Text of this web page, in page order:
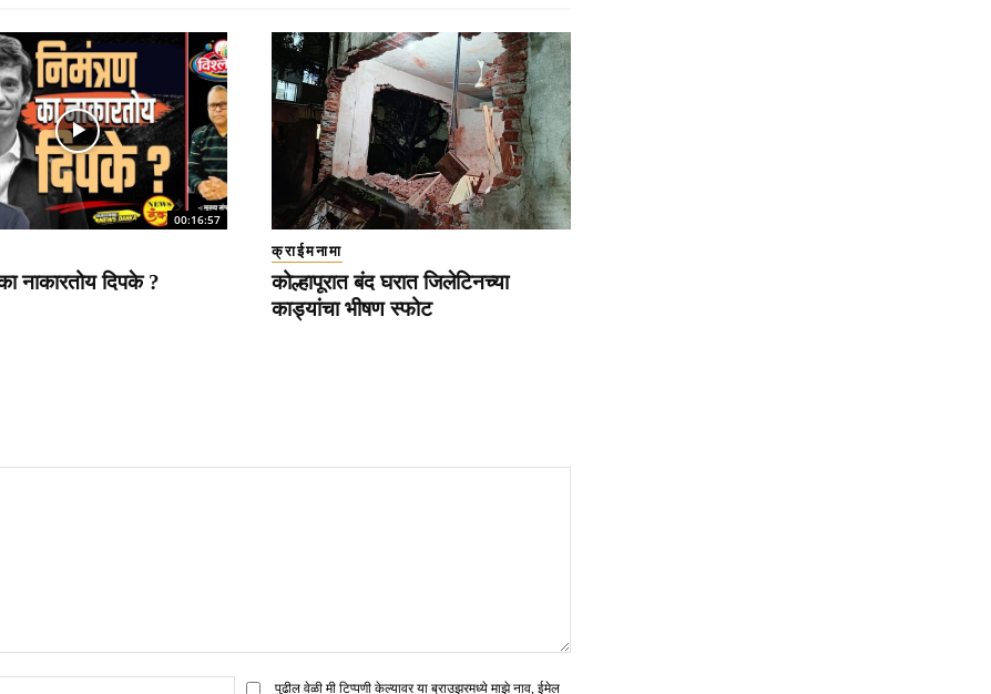
00:16:57
नाकारतोय दिपके ?
क्राईमनामा
कोल्हापूरात बंद घरात जिलेटिनच्या
काड्यांचा भीषण स्फोट
पुढील वेळी मी टिप्पणी केल्यावर या ब्राउझरमध्ये माझे नाव, ईमेल